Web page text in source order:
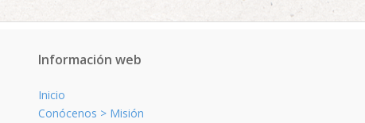
Información web
Inicio
Conócenos > Misión